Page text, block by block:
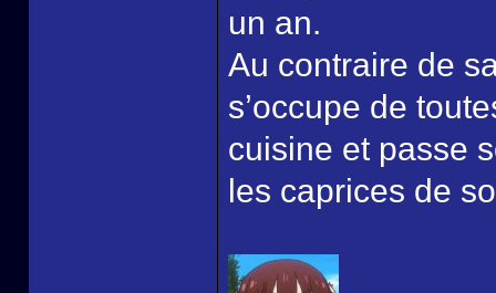
un an.
Au contraire de
s’occupe de
cuisine et passe
les caprices de